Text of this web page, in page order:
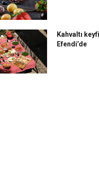
Kahvaltı
Efendi’de